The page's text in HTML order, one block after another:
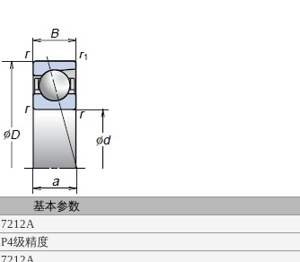
基本参数
7212A
P4级精度